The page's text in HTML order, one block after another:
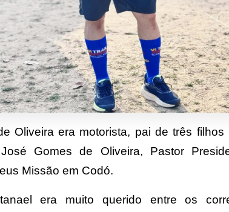
Oliveira era motorista, pai de três
Gomes de Oliveira, Pastor
Missão em Codó.
era muito querido entre os